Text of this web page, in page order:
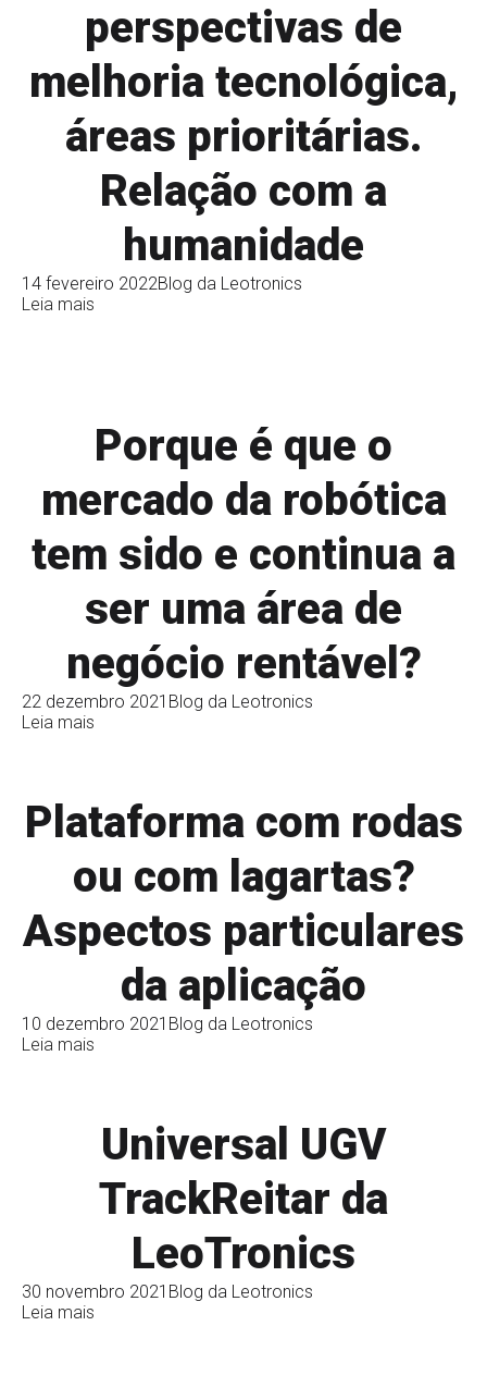
perspectivas de
melhoria tecnológica,
áreas prioritárias.
Relação com a
humanidade
14 fevereiro 2022Blog da Leotronics
Leia mais
Porque é que o
mercado da robótica
tem sido e continua a
ser uma área de
negócio rentável?
22 dezembro 2021 Blog da Leotronics
Leia mais
Plataforma com rodas
ou com lagartas?
Aspectos particulares
da aplicação
10 dezembro 2021 Blog da Leotronics
Leia mais
Universal UGV
TrackReitar da
LeoTronics
30 novembro 2021 Blog da Leotronics
Leia mais